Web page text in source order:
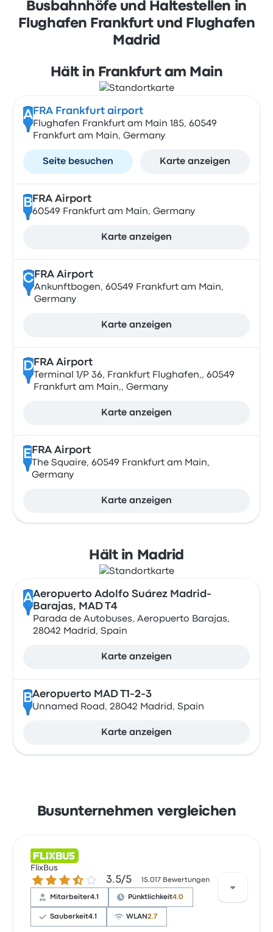
Busbahnhöfe und Haltestellen in
Flughafen Frankfurt und Flughafen
Madrid
Hält in Frankfurt am Main
A FRA Frankfurt airport
Flughafen Frankfurt am Main 185, 60549
Frankfurt am Main, Germany
Seite besuchen Karte anzeigen
B FRA Airport
60549 Frankfurt am Main, Germany
Karte anzeigen
CFRA Airport
Ankunftbogen, 60549 Frankfurt am Main,
Germany
Karte anzeigen
DFRA Airport
Terminal 1/P 36, Frankfurt Flughafen,, 60549
Frankfurt am Main,, Germany
Karte anzeigen
E FRA Airport
The Squaire, 60549 Frankfurt am Main,
Germany
Karte anzeigen
Hält in Madrid
AAeropuerto Adolfo Suárez Madrid-
Barajas, MAD T4
Parada de Autobuses, Aeropuerto Barajas,
28042 Madrid, Spain
Karte anzeigen
BAeropuerto MAD T1-2-3
Unnamed Road, 28042 Madrid, Spain
Karte anzeigen
Busunternehmen vergleichen
FlixBus
3.5 von 5 Sternen3.5/5 15.017 Bewertungen
Mitarbeiter4.1 Pünktlichkeit4.0
Sauberkeit4.1 WLAN2.7